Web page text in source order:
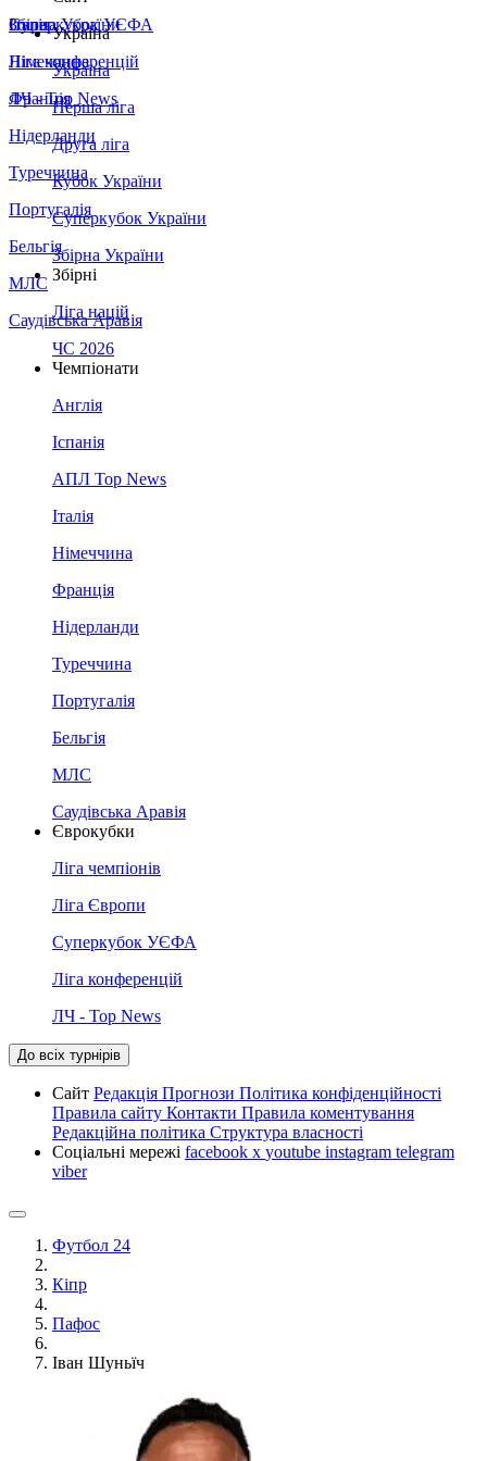
Збірна України
Італія
Німеччина
Франція
Нідерланди
Туреччина
Португалія
Бельгія
МЛС
Саудівська Аравія
Суперкубок УЄФА
Ліга конференцій
ЛЧ - Top News
Україна
Україна
Перша ліга
Друга ліга
Кубок України
Суперкубок України
Збірна України
Збірні
Ліга націй
ЧС 2026
Чемпіонати
Англія
Іспанія
АПЛ Top News
Італія
Німеччина
Франція
Нідерланди
Туреччина
Португалія
Бельгія
МЛС
Саудівська Аравія
Єврокубки
Ліга чемпіонів
Ліга Європи
Суперкубок УЄФА
Ліга конференцій
ЛЧ - Top News
До всіх турнірів
Сайт Редакція Прогнози Політика конфіденційності
Правила сайту Контакти Правила коментування
Редакційна політика Структура власності
Соціальні мережі facebook x youtube instagram telegram
viber
Футбол 24
Кіпр
Пафос
Іван Шуньїч